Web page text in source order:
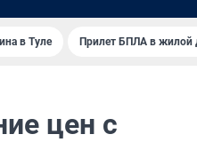
в Туле Прилет БПЛА в
цен с